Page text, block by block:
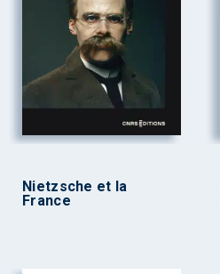
Nietzsche et la
France